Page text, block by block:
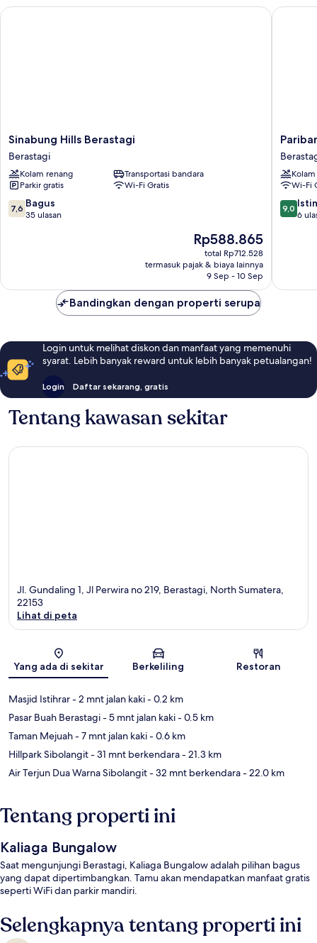
Sinabung
Hills
Berastagi
Berastagi
Sinabung Hills Berastagi
Berastagi
Kolam renang
Transportasi bandara
Parkir gratis
Wi-Fi Gratis
7.6
dari
7,6 Bagus
35 ulasan
Harga
sekarang
Rp588.865
Rp588.865
total Rp712.528
termasuk pajak & biaya lainnya
9 Sep - 10 Sep
Sinabung Hills Berastagi
Pariban
Hotel
Wi-Fi
9.0
dari
9,0
6
Pariban
Bandingkan dengan properti serupa
Login untuk melihat diskon dan manfaat yang memenuhi
syarat. Lebih banyak reward untuk lebih banyak petualangan!
Login Daftar sekarang, gratis
Tentang kawasan sekitar
Jl. Gundaling 1, Jl Perwira no 219, Berastagi, North Sumatera,
22153
Lihat di peta
Yang ada di sekitar Berkeliling Restoran
Masjid Istihrar- 2 mnt jalan kaki- 0.2 km
Pasar Buah Berastagi- 5 mnt jalan kaki- 0.5 km
Taman Mejuah- 7 mnt jalan kaki- 0.6 km
Hillpark Sibolangit- 31 mnt berkendara- 21.3 km
Air Terjun Dua Warna Sibolangit- 32 mnt berkendara- 22.0 km
Tentang properti ini
Kaliaga Bungalow
Saat mengunjungi Berastagi, Kaliaga Bungalow adalah pilihan bagus
yang dapat dipertimbangkan. Tamu akan mendapatkan manfaat gratis
seperti WiFi dan parkir mandiri.
Selengkapnya tentang properti ini